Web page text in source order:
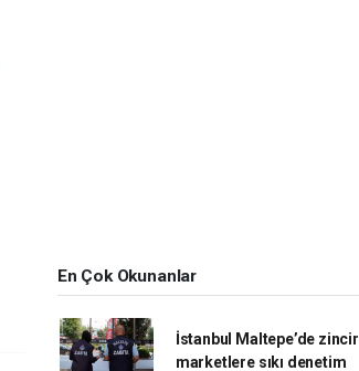
En Çok Okunanlar
İstanbul Maltepe’de zincir
marketlere sıkı denetim